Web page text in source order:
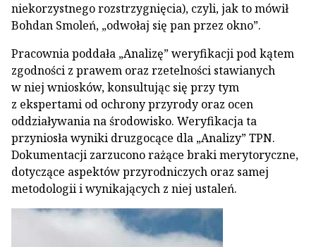
niekorzystnego rozstrzygnięcia), czyli, jak to mówił
Bohdan Smoleń, „odwołaj się pan przez okno”.
Pracownia poddała „Analizę” weryfikacji pod kątem
zgodności z prawem oraz rzetelności stawianych
w niej wniosków, konsultując się przy tym
z ekspertami od ochrony przyrody oraz ocen
oddziaływania na środowisko. Weryfikacja ta
przyniosła wyniki druzgocące dla „Analizy” TPN.
Dokumentacji zarzucono rażące braki merytoryczne,
dotyczące aspektów przyrodniczych oraz samej
metodologii i wynikających z niej ustaleń.